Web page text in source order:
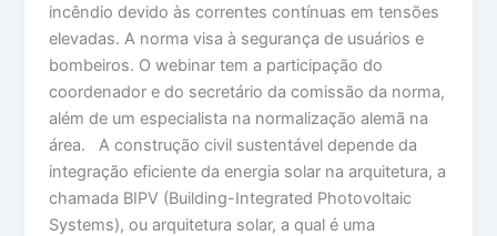
incêndio devido às correntes contínuas em tensões
elevadas. A norma visa à segurança de usuários e
bombeiros. O webinar tem a participação do
coordenador e do secretário da comissão da norma,
além de um especialista na normalização alemã na
área. A construção civil sustentável depende da
integração eficiente da energia solar na arquitetura, a
chamada BIPV (Building-Integrated Photovoltaic
Systems), ou arquitetura solar, a qual é uma